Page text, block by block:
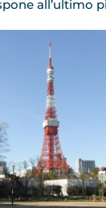
all’ultimo